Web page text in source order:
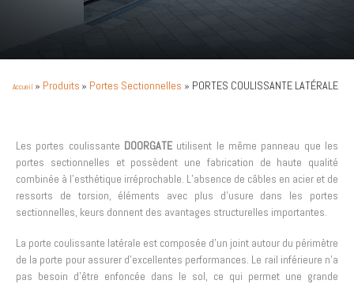
Accueil » Produits » Portes Sectionnelles » PORTES COULISSANTE LATÉRALE
Les portes coulissante DOORGATE utilisent le même panneau que les
portes sectionnelles et possèdent une fabrication de haute qualité
combinée à l’esthétique irréprochable. L’absence de câbles en acier et de
ressorts de torsion, éléments avec plus d’usure dans les portes
sectionnelles, keurs donnent des avantages structurelles importantes.
La porte coulissante latérale est composée d’un joint autour du périmètre
de la porte pour assurer d’excellentes performances. Le rail inférieure n’a
pas besoin d’être enfoncée dans le sol, ce qui permet une grande